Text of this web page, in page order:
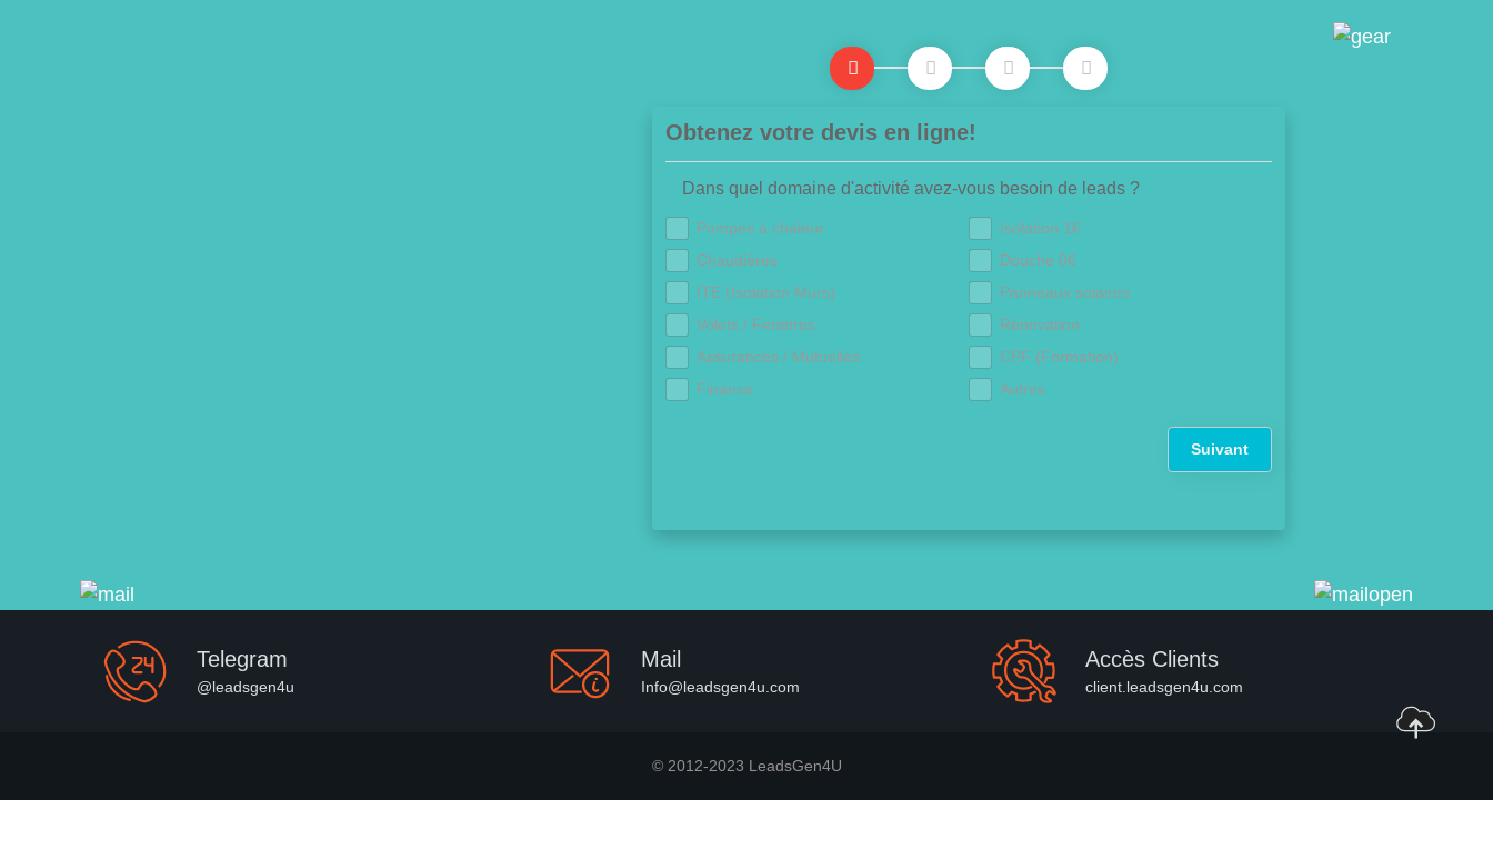
Obtenez votre devis en ligne!
Dans quel domaine d'activité avez-vous besoin de leads ?
Pompes à chaleur
Isolation 1€
Chaudières
Douche 0€
ITE (Isolation Murs)
Panneaux solaires
Volets / Fenêtres
Rénovation
Assurances / Mutuelles
CPF (Formation)
Finance
Autres
Suivant
Telegram
@leadsgen4u
Mail
Info@leadsgen4u.com
Accès Clients
client.leadsgen4u.com
© 2012-2023 LeadsGen4U